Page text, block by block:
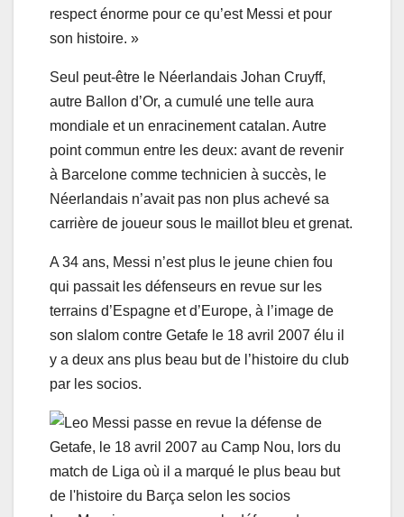
respect énorme pour ce qu’est Messi et pour
son histoire. »
Seul peut-être le Néerlandais Johan Cruyff,
autre Ballon d’Or, a cumulé une telle aura
mondiale et un enracinement catalan. Autre
point commun entre les deux: avant de revenir
à Barcelone comme technicien à succès, le
Néerlandais n’avait pas non plus achevé sa
carrière de joueur sous le maillot bleu et grenat.
A 34 ans, Messi n’est plus le jeune chien fou
qui passait les défenseurs en revue sur les
terrains d’Espagne et d’Europe, à l’image de
son slalom contre Getafe le 18 avril 2007 élu il
y a deux ans plus beau but de l’histoire du club
par les socios.